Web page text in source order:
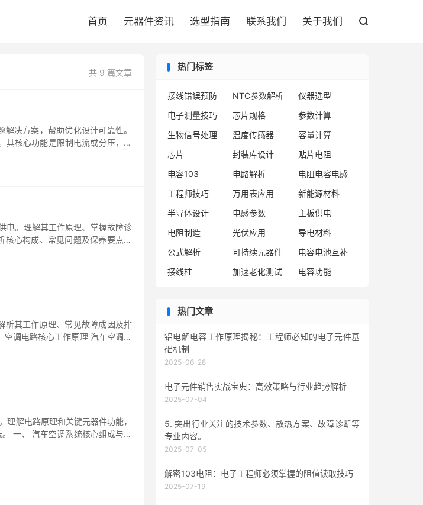
首页 元器件资讯 选型指南 联系我们 关于我们 
共 9 篇文章
决方案，帮助优化设计可靠性。
其核心功能是限制电流或分压，确
电。理解其工作原理、掌握故障诊
心构成、常见问题及保养要点。
析其工作原理、常见故障成因及排
调电路核心工作原理 汽车空调电
理解电路原理和关键元器件功能，
一、 汽车空调系统核心组成与电
热门标签
接线错误预防 NTC参数解析
仪器选型
电子测量技巧
芯片规格
参数计算
生物信号处理
温度传感器
容量计算
芯片
封装库设计
贴片电阻
电容103
电路解析
电阻电容电感
工程师技巧
万用表应用
新能源材料
半导体设计
电感参数
主板供电
电阻制造
光伏应用
导电材料
公式解析
可持续元器件
电容电池互补
接线柱
加速老化测试 电容功能
热门文章
铝电解电容工作原理揭秘：工程师必知的电子元件基
础机制
2025-06-28
电子元件销售实战宝典：高效策略与行业趋势解析
2025-07-04
5. 突出行业关注的技术参数、散热方案、故障诊断等
专业内容。
2025-07-05
解密103电阻：电子工程师必须掌握的阻值读取技巧
2025-07-19